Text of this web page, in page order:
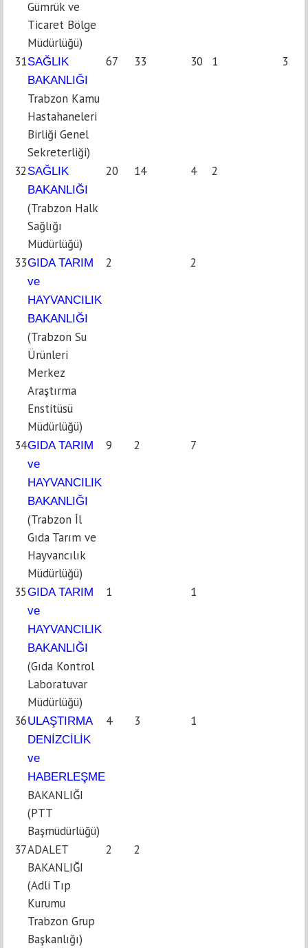
Gümrük ve
Ticaret Bölge
Müdürlüğü)
31SAĞLIK
BAKANLIĞI
Trabzon Kamu
Hastahaneleri
Birliği Genel
Sekreterliği)
67 33 30 1 3
32 SAĞLIK
BAKANLIĞI
(Trabzon Halk
Sağlığı
Müdürlüğü)
20 14 4 2
33GIDA TARIM
ve
HAYVANCILIK
BAKANLIĞI
(Trabzon Su
Ürünleri
Merkez
Araştırma
Enstitüsü
Müdürlüğü)
2 2
34GIDA TARIM
ve
HAYVANCILIK
BAKANLIĞI
(Trabzon İl
Gıda Tarım ve
Hayvancılık
Müdürlüğü)
9 2 7
35GIDA TARIM
ve
HAYVANCILIK
BAKANLIĞI
(Gıda Kontrol
Laboratuvar
Müdürlüğü)
1 1
36ULAŞTIRMA
DENİZCİLİK
ve
HABERLEŞME
BAKANLIĞI
(PTT
Başmüdürlüğü)
4 3 1
37ADALET
BAKANLIĞI
(Adli Tıp
Kurumu
Trabzon Grup
Başkanlığı)
2 2